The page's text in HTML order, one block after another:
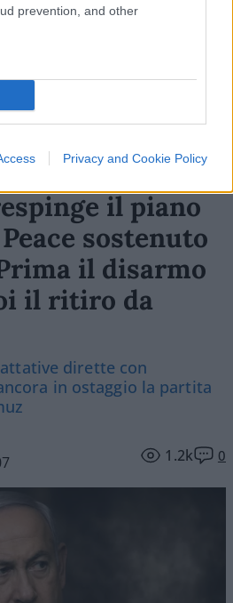
prevention, and other
Privacy and Cookie Policy
il piano
sostenuto
il disarmo
il ritiro da
dirette con
in ostaggio la partita
1.2k 0